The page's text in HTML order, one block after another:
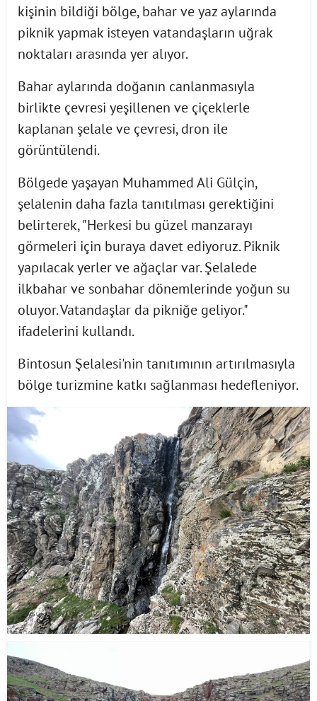
kişinin bildiği bölge, bahar ve yaz aylarında
piknik yapmak isteyen vatandaşların uğrak
noktaları arasında yer alıyor.
Bahar aylarında doğanın canlanmasıyla
birlikte çevresi yeşillenen ve çiçeklerle
kaplanan şelale ve çevresi, dron ile
görüntülendi.
Bölgede yaşayan Muhammed Ali Gülçin,
şelalenin daha fazla tanıtılması gerektiğini
belirterek, "Herkesi bu güzel manzarayı
görmeleri için buraya davet ediyoruz. Piknik
yapılacak yerler ve ağaçlar var. Şelalede
ilkbahar ve sonbahar dönemlerinde yoğun su
oluyor. Vatandaşlar da pikniğe geliyor."
ifadelerini kullandı.
Bintosun Şelalesi'nin tanıtımının artırılmasıyla
bölge turizmine katkı sağlanması hedefleniyor.